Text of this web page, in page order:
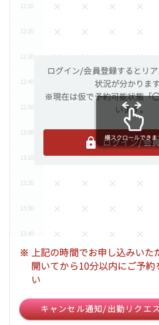
ログイン/会員登録するとリ
状況が分かります
※現在は仮で予約可能状態「
います。
ログイン/会
横スクロールできま
12:10
12:20
12:30
12:40
12:50
13:00
13:10
13:20
13:30
13:40
13:50
14:00
14:10
※ 上記の時間でお申し込みいた
開いてから10分以内にご予約
い
キャンセル通知/出勤リクエ